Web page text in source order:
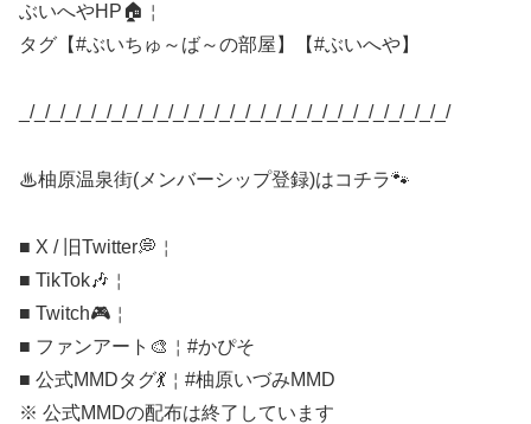
ぶいへやHP🏠￤
タグ【#ぶいちゅ～ば～の部屋】【#ぶいへや】
_/_/_/_/_/_/_/_/_/_/_/_/_/_/_/_/_/_/_/_/_/_/_/_/_/_/_/_/
♨柚原温泉街(メンバーシップ登録)はコチラ🐾
■ X / 旧Twitter💭￤
■ TikTok🎶￤
■ Twitch🎮￤
■ ファンアート🎨￤#かぴそ
■ 公式MMDタグ💃￤#柚原いづみMMD
※ 公式MMDの配布は終了しています